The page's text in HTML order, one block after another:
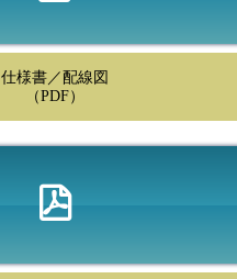
仕様書／配線図
（PDF）